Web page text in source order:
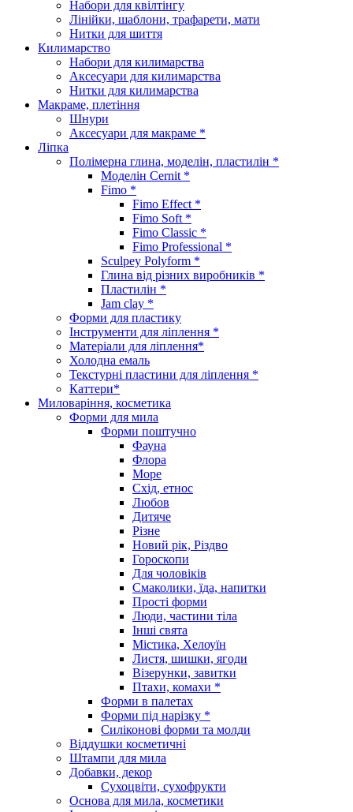
Набори для квілтінгу
Лінійки, шаблони, трафарети, мати
Нитки для шиття
Килимарство
Набори для килимарства
Аксесуари для килимарства
Нитки для килимарства
Макраме, плетіння
Шнури
Аксесуари для макраме *
Ліпка
Полімерна глина, моделін, пластилін *
Моделін Cernit *
Fimo *
Fimo Effect *
Fimo Soft *
Fimo Classic *
Fimo Professional *
Sculpey Polyform *
Глина від різних виробників *
Пластилін *
Jam clay *
Форми для пластику
Інструменти для ліплення *
Матеріали для ліплення*
Холодна емаль
Текстурні пластини для ліплення *
Каттери*
Миловаріння, косметика
Форми для мила
Форми поштучно
Фауна
Флора
Море
Схід, етнос
Любов
Дитяче
Різне
Новий рік, Різдво
Гороскопи
Для чоловіків
Смаколики, їда, напитки
Прості форми
Люди, частини тіла
Інші свята
Містика, Хелоуїн
Листя, шишки, ягоди
Візерунки, завитки
Птахи, комахи *
Форми в палетах
Форми під нарізку *
Силіконові форми та молди
Віддушки косметичні
Штампи для мила
Добавки, декор
Сухоцвіти, сухофрукти
Основа для мила, косметики